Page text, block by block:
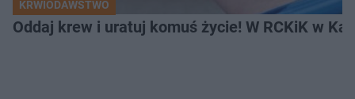
KRWIODAWSTWO
Oddaj krew i uratuj komuś życie! W RCKiK w